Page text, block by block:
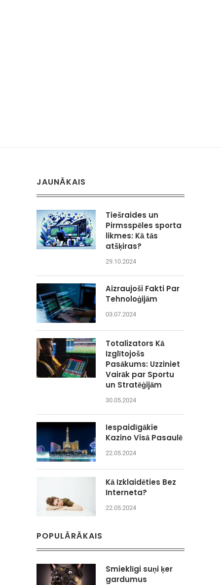
JAUNĀKAIS
Tiešraides un
Pirmsspēles sporta
likmes: Kā tās
atšķiras?
29.10.2024
Aizraujoši Fakti Par
Tehnoloģijām
03.07.2024
Totalizators Kā
Izglītojošs
Pasākums: Uzziniet
Vairāk par Sportu
un Stratēģijām
30.05.2024
Iespaidīgākie
Kazino Visā Pasaulē
22.05.2024
Kā Izklaidēties Bez
Interneta?
22.05.2024
POPULĀRĀKAIS
Smieklīgi suņi ķer
gardumus